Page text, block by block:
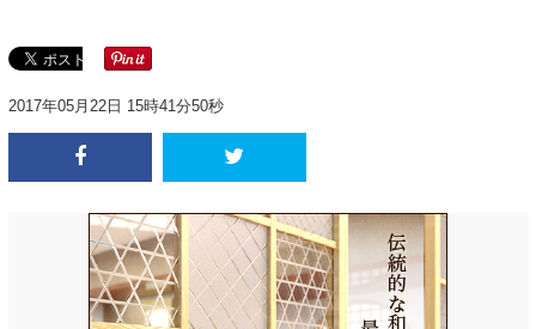
2017年05月22日 15時41分50秒